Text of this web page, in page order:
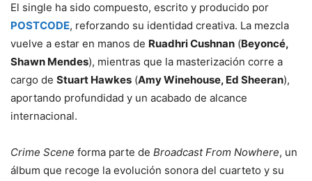
El single ha sido compuesto, escrito y producido por
POSTCODE, reforzando su identidad creativa. La mezcla
vuelve a estar en manos de Ruadhri Cushnan (Beyoncé,
Shawn Mendes), mientras que la masterización corre a
cargo de Stuart Hawkes (Amy Winehouse, Ed Sheeran),
aportando profundidad y un acabado de alcance
internacional.
Crime Scene forma parte de Broadcast From Nowhere, un
álbum que recoge la evolución sonora del cuarteto y su